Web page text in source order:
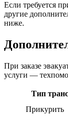
Если требуется
другие
ниже.
При заказе
услуги —
Тип
Прикурить